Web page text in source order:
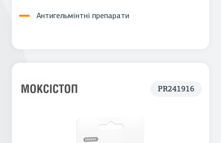
Антигельмінтні препарати
PR241916